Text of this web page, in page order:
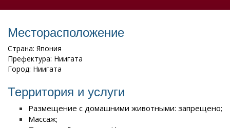
Месторасположение
Страна: Япония
Префектура: Ниигата
Город: Ниигата
Территория и услуги
Размещение с домашними животными: запрещено;
Массаж;